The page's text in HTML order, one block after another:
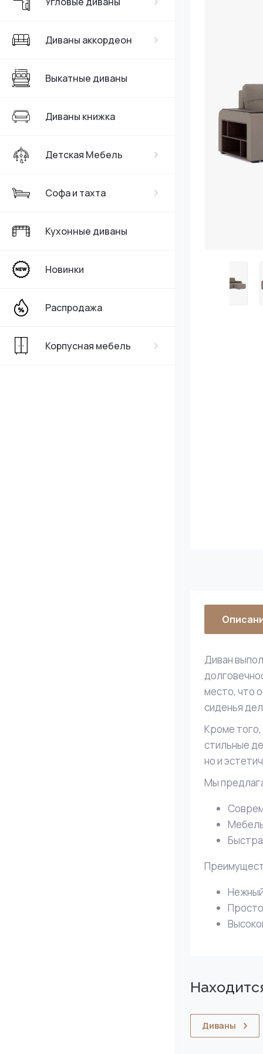
Диваны аккордеон
Выкатные диваны
Диваны книжка
Детская Мебель
Софа и тахта
Кухонные диваны
Новинки
Распродажа
Корпусная мебель
Диван
место, что
сиденья
Кроме
стильные
но и
Мы
Диваны